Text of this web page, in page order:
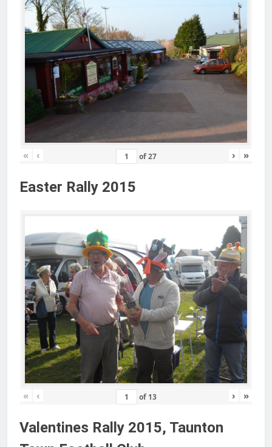
« ‹ of27 › »
Easter Rally 2015
« ‹ of 13 › »
Valentines Rally 2015, Taunton